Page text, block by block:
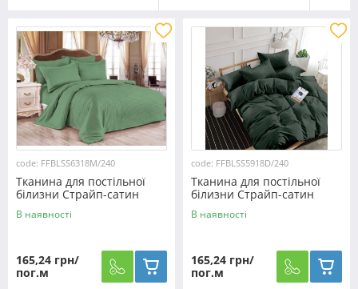
code: FFBLSS6318M/240
Тканина для постільної
білизни Страйп-сатин
SS6318M/240 (60м)
В наявності
165,24 грн/
пог.м
code: FFBLSS5918D/240
Тканина для постільної
білизни Страйп-сатин
SS5918D/240 (60м)
В наявності
165,24 грн/
пог.м